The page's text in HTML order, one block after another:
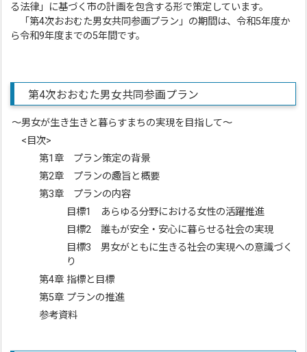
る法律」に基づく市の計画を包含する形で策定しています。
「第4次おおむた男女共同参画プラン」の期間は、令和5年度か
ら令和9年度までの5年間です。
第4次おおむた男女共同参画プラン
～男女が生き生きと暮らすまちの実現を目指して～
<目次>
第1章 プラン策定の背景
第2章 プランの趣旨と概要
第3章 プランの内容
目標1 あらゆる分野における女性の活躍推進
目標2 誰もが安全・安心に暮らせる社会の実現
目標3 男女がともに生きる社会の実現への意識づく
り
第4章 指標と目標
第5章 プランの推進
参考資料